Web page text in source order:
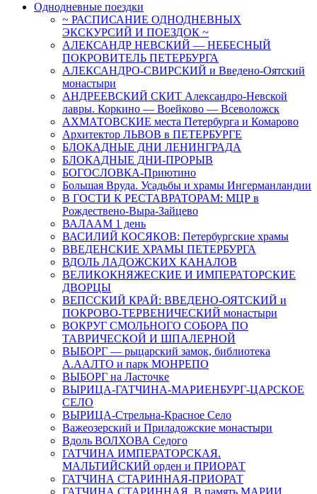
Однодневные поездки
~ РАСПИСАНИЕ ОДНОДНЕВНЫХ
ЭКСКУРСИЙ И ПОЕЗДОК ~
АЛЕКСАНДР НЕВСКИЙ — НЕБЕСНЫЙ
ПОКРОВИТЕЛЬ ПЕТЕРБУРГА
АЛЕКСАНДРО-СВИРСКИЙ и Введено-Оятский
монастыри
АНДРЕЕВСКИЙ СКИТ Александро-Невской
лавры. Коркино — Воейково — Всеволожск
АХМАТОВСКИЕ места Петербурга и Комарово
Архитектор ЛЬВОВ в ПЕТЕРБУРГЕ
БЛОКАДНЫЕ ДНИ ЛЕНИНГРАДА
БЛОКАДНЫЕ ДНИ-ПРОРЫВ
БОГОСЛОВКА-Приютино
Большая Вруда. Усадьбы и храмы Ингерманландии
В ГОСТИ К РЕСТАВРАТОРАМ: МЦР в
Рождествено-Выра-Зайцево
ВАЛААМ 1 день
ВАСИЛИЙ КОСЯКОВ: Петербургские храмы
ВВЕДЕНСКИЕ ХРАМЫ ПЕТЕРБУРГА
ВДОЛЬ ЛАДОЖСКИХ КАНАЛОВ
ВЕЛИКОКНЯЖЕСКИЕ И ИМПЕРАТОРСКИЕ
ДВОРЦЫ
ВЕПССКИЙ КРАЙ: ВВЕДЕНО-ОЯТСКИЙ и
ПОКРОВО-ТЕРВЕНИЧЕСКИЙ монастыри
ВОКРУГ СМОЛЬНОГО СОБОРА ПО
ТАВРИЧЕСКОЙ И ШПАЛЕРНОЙ
ВЫБОРГ — рыцарский замок, библиотека
А.ААЛТО и парк МОНРЕПО
ВЫБОРГ на Ласточке
ВЫРИЦА-ГАТЧИНА-МАРИЕНБУРГ-ЦАРСКОЕ
СЕЛО
ВЫРИЦА-Стрельна-Красное Село
Важеозерский и Приладожские монастыри
Вдоль ВОЛХОВА Седого
ГАТЧИНА ИМПЕРАТОРСКАЯ.
МАЛЬТИЙСКИЙ орден и ПРИОРАТ
ГАТЧИНА СТАРИННАЯ-ПРИОРАТ
ГАТЧИНА СТАРИННАЯ. В память МАРИИ